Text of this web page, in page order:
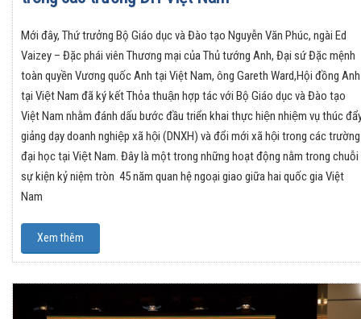
Mới đây, Thứ trưởng Bộ Giáo dục và Đào tạo Nguyễn Văn Phúc, ngài Ed
Vaizey – Đặc phái viên Thương mại của Thủ tướng Anh, Đại sứ Đặc mệnh
toàn quyền Vương quốc Anh tại Việt Nam, ông Gareth Ward,Hội đồng Anh
tại Việt Nam đã ký kết Thỏa thuận hợp tác với Bộ Giáo dục và Đào tạo
Việt Nam nhằm đánh dấu bước đầu triển khai thực hiện nhiệm vụ thúc
giảng dạy doanh nghiệp xã hội (DNXH) và đổi mới xã hội trong các trường
đại học tại Việt Nam. Đây là một trong những hoạt động nằm trong chuỗi
sự kiện kỷ niệm tròn 45 năm quan hệ ngoại giao giữa hai quốc gia Việt
Nam
Xem thêm